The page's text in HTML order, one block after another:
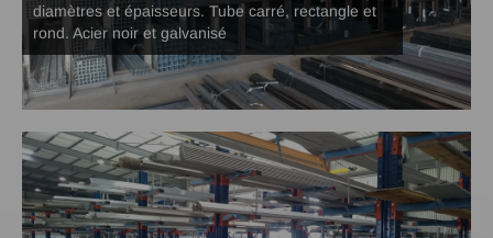
diamètres et épaisseurs. Tube carré, rectangle et
rond. Acier noir et galvanisé